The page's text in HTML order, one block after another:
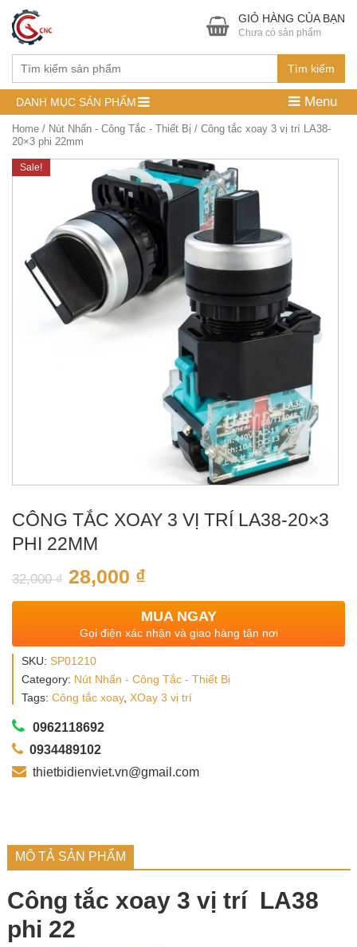
Tìm kiếm
GIỎ HÀNG CỦA BẠN
Chưa có sản phẩm
DANH MỤC SẢN PHẨM Menu
Home / Nút Nhấn - Công Tắc - Thiết Bị / Công tắc xoay 3 vị trí LA38-
20×3 phi 22mm
Sale!
CÔNG TẮC XOAY 3 VỊ TRÍ LA38-20×3
PHI 22MM
32,000₫ 28,000 ₫
MUA NGAY
Gọi điện xác nhận và giao hàng tận nơi
SKU: SP01210
Category: Nút Nhấn - Công Tắc - Thiết Bị
Tags: Công tắc xoay, XOay 3 vị trí
0962118692
0934489102
thietbidienviet.vn@gmail.com
MÔ TẢ SẢN PHẨM
Công tắc xoay 3 vị trí LA38
phi 22